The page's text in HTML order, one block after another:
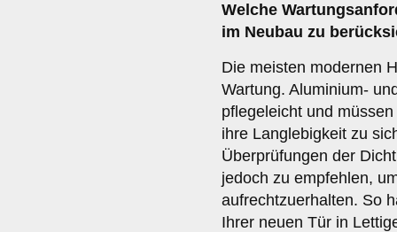
Welche
im Neubau zu
Die meisten modernen
Wartung. Aluminium-
pflegeleicht und
ihre Langlebigkeit zu
Überprüfungen der
jedoch zu empfehlen,
aufrechtzuerhalten. So
Ihrer neuen Tür in